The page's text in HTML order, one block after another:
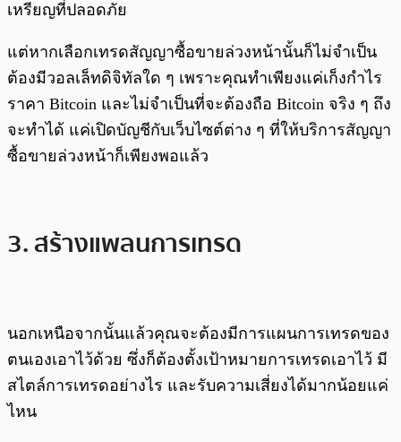
เหรียญที่ปลอดภัย
แต่หากเลือกเทรดสัญญาซื้อขายล่วงหน้านั้นก็ไม่จำเป็น
ต้องมีวอลเล็ทดิจิทัลใด ๆ เพราะคุณทำเพียงแค่เก็งกำไร
ราคา Bitcoin และไม่จำเป็นที่จะต้องถือ Bitcoin จริง ๆ ถึง
จะทำได้ แค่เปิดบัญชีกับเว็บไซต์ต่าง ๆ ที่ให้บริการสัญญา
ซื้อขายล่วงหน้าก็เพียงพอแล้ว
3. สร้างแพลนการเทรด
นอกเหนือจากนั้นแล้วคุณจะต้องมีการแผนการเทรดของ
ตนเองเอาไว้ด้วย ซึ่งก็ต้องตั้งเป้าหมายการเทรดเอาไว้ มี
สไตล์การเทรดอย่างไร และรับความเสี่ยงได้มากน้อยแค่
ไหน